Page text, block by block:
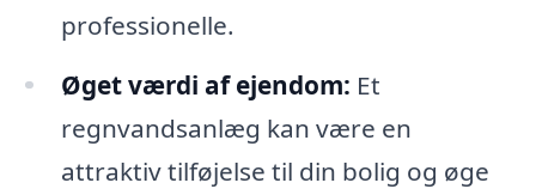
professionelle.
Øget værdi af ejendom: Et
regnvandsanlæg kan være en
attraktiv tilføjelse til din bolig og øge